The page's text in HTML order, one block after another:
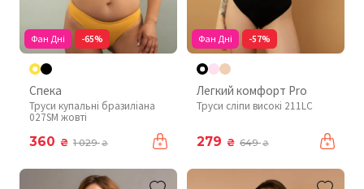
Фан Дні -65%
Спека
Труси купальні бразиліана
027SM жовті
360 ₴ 1 029₴
Фан Дні -57%
Легкий комфорт Pro
Труси сліпи високі 211LC
279 ₴ 649₴